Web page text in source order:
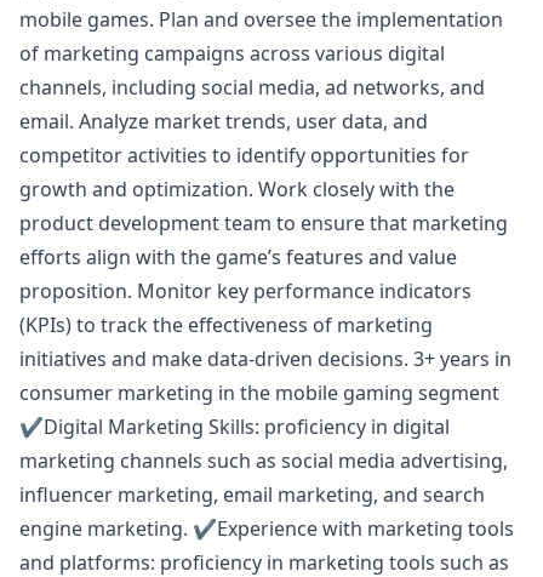
mobile games. Plan and oversee the implementation
of marketing campaigns across various digital
channels, including social media, ad networks, and
email. Analyze market trends, user data, and
competitor activities to identify opportunities for
growth and optimization. Work closely with the
product development team to ensure that marketing
efforts align with the game’s features and value
proposition. Monitor key performance indicators
(KPIs) to track the effectiveness of marketing
initiatives and make data-driven decisions. 3+ years in
consumer marketing in the mobile gaming segment
✔️Digital Marketing Skills: proficiency in digital
marketing channels such as social media advertising,
influencer marketing, email marketing, and search
engine marketing. ✔️Experience with marketing tools
and platforms: proficiency in marketing tools such as